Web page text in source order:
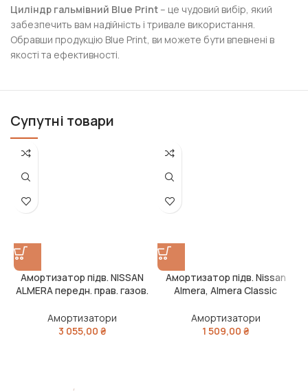
Циліндр гальмівний Blue Print – це чудовий вибір, який
забезпечить вам надійність і тривале використання.
Обравши продукцію Blue Print, ви можете бути впевнені в
якості та ефективності.
Супутні товари
Амортизатор підв. NISSAN
ALMERA передн. прав. газов.
Амортизатори
3 055,00 ₴
Амортизатор підв. Nissan
Almera, Almera Classic
DENCKERMANN)
Амортизатори
1 509,00 ₴